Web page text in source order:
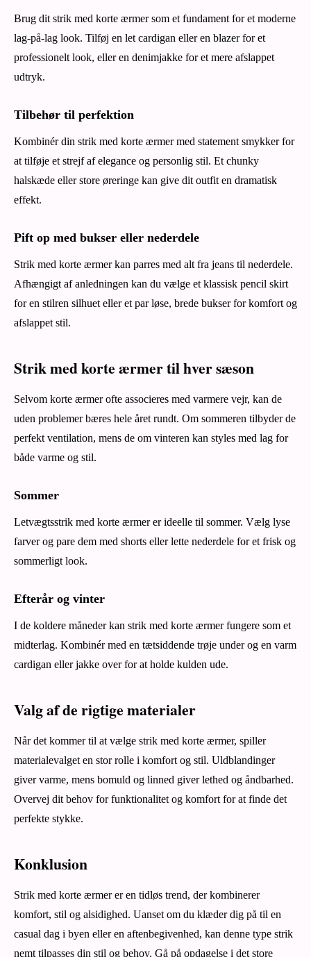
Brug dit strik med korte ærmer som et fundament for et moderne
lag-på-lag look. Tilføj en let cardigan eller en blazer for et
professionelt look, eller en denimjakke for et mere afslappet
udtryk.
Tilbehør til perfektion
Kombinér din strik med korte ærmer med statement smykker for
at tilføje et strejf af elegance og personlig stil. Et chunky
halskæde eller store øreringe kan give dit outfit en dramatisk
effekt.
Pift op med bukser eller nederdele
Strik med korte ærmer kan parres med alt fra jeans til nederdele.
Afhængigt af anledningen kan du vælge et klassisk pencil skirt
for en stilren silhuet eller et par løse, brede bukser for komfort og
afslappet stil.
Strik med korte ærmer til hver sæson
Selvom korte ærmer ofte associeres med varmere vejr, kan de
uden problemer bæres hele året rundt. Om sommeren tilbyder de
perfekt ventilation, mens de om vinteren kan styles med lag for
både varme og stil.
Sommer
Letvægtsstrik med korte ærmer er ideelle til sommer. Vælg lyse
farver og pare dem med shorts eller lette nederdele for et frisk og
sommerligt look.
Efterår og vinter
I de koldere måneder kan strik med korte ærmer fungere som et
midterlag. Kombinér med en tætsiddende trøje under og en varm
cardigan eller jakke over for at holde kulden ude.
Valg af de rigtige materialer
Når det kommer til at vælge strik med korte ærmer, spiller
materialevalget en stor rolle i komfort og stil. Uldblandinger
giver varme, mens bomuld og linned giver lethed og åndbarhed.
Overvej dit behov for funktionalitet og komfort for at finde det
perfekte stykke.
Konklusion
Strik med korte ærmer er en tidløs trend, der kombinerer
komfort, stil og alsidighed. Uanset om du klæder dig på til en
casual dag i byen eller en aftenbegivenhed, kan denne type strik
nemt tilpasses din stil og behov. Gå på opdagelse i det store